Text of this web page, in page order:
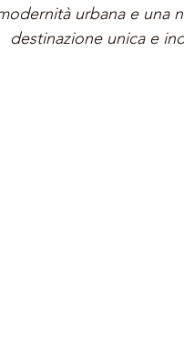
urbana e una
destinazione unica e